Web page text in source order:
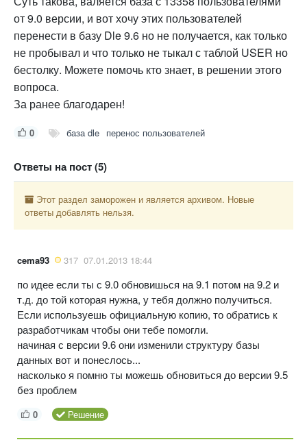
от 9.0 версии, и вот хочу этих пользователей
перенести в базу Dle 9.6 но не получается, как только
не пробывал и что только не тыкал с таблой USER но
бестолку. Можете помочь кто знает, в решении этого
вопроса.
За ранее благодарен!
0 база dle перенос пользователей
Ответы на пост (5)
Этот раздел заморожен и является архивом. Новые
ответы добавлять нельзя.
cema93 317 07.01.2013 18:44
по идее если ты с 9.0 обновишься на 9.1 потом на 9.2 и
т.д. до той которая нужна, у тебя должно получиться.
Если используешь официальную копию, то обратись к
разработчикам чтобы они тебе помогли.
начиная с версии 9.6 они изменили структуру базы
данных вот и понеслось...
насколько я помню ты можешь обновиться до версии 9.5
без проблем
0 Решение